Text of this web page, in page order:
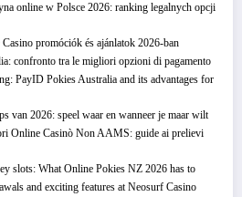
online w Polsce 2026: ranking legalnych opcji
promóciók és ajánlatok 2026-ban
confronto tra le migliori opzioni di pagamento
PayID Pokies Australia and its advantages for
van 2026: speel waar en wanneer je maar wilt
Online Casinò Non AAMS: guide ai prelievi
slots: What Online Pokies NZ 2026 has to
and exciting features at Neosurf Casino